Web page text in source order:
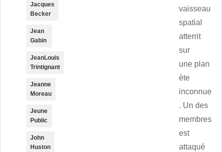
vaisseau
spatial
atterrit
sur
une plan
ète
inconnue
. Un des
membres
est
attaqué
Jacques
Becker
Jean
Gabin
JeanLouis
Trintignant
Jeanne
Moreau
Jeune
Public
John
Huston